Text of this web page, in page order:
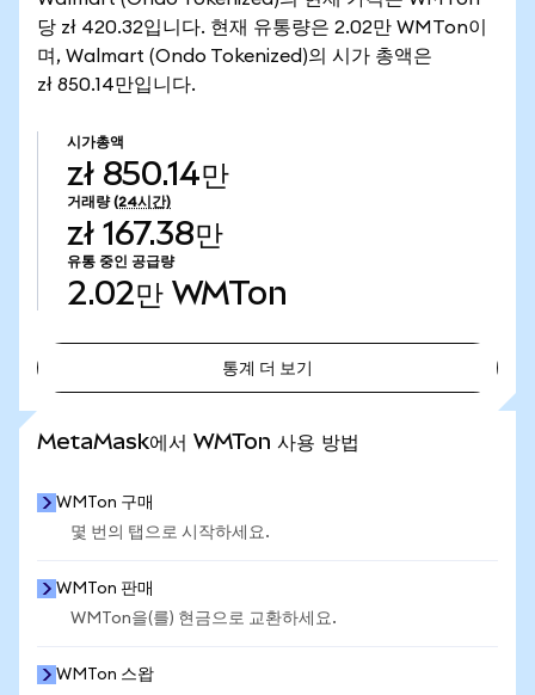
당 zł 420.32입니다. 현재 유통량은 2.02만 WMTon이
며, Walmart (Ondo Tokenized)의 시가 총액은
zł 850.14만입니다.
시가총액
zł 850.14만
거래량 (24시간)
zł 167.38만
유통 중인 공급량
2.02만 WMTon
통계 더 보기
MetaMask에서 WMTon 사용 방법
WMTon 구매
몇 번의 탭으로 시작하세요.
WMTon 판매
WMTon을(를) 현금으로 교환하세요.
WMTon 스왑